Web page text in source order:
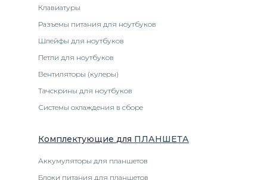
Клавиатуры
Разъемы питания для ноутбуков
Шлейфы для ноутбуков
Петли для ноутбуков
Вентиляторы (кулеры)
Тачскрины для ноутбуков
Системы охлаждения в сборе
Комплектующие для ПЛАНШЕТА
Аккумуляторы для планшетов
Блоки питания для планшетов